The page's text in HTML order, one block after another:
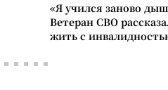
«Я учился заново
Ветеран СВО
жить с